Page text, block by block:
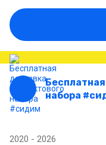
набора
2020 - 2026